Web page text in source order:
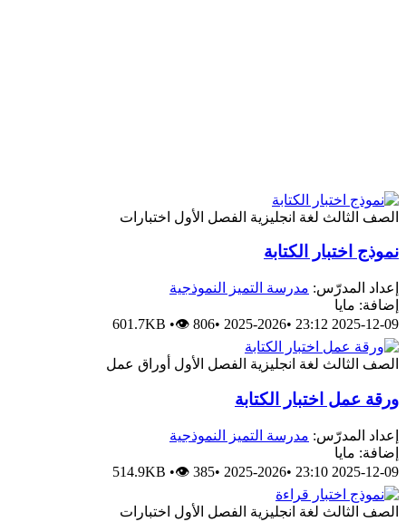
الصف الثالث لغة انجليزية الفصل الأول اختبارات
نموذج اختبار الكتابة
إعداد المدرّس: مدرسة التميز النموذجية
إضافة: مايا
2025-12-09 23:12
•
2025-2026
•
601.7KB •👁 806
الصف الثالث لغة انجليزية الفصل الأول أوراق عمل
ورقة عمل اختبار الكتابة
إعداد المدرّس: مدرسة التميز النموذجية
إضافة: مايا
2025-12-09 23:10
•
2025-2026
•
514.9KB •👁 385
الصف الثالث لغة انجليزية الفصل الأول اختبارات